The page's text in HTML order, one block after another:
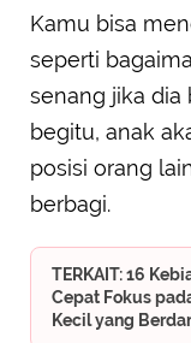
Kamu bisa
seperti
senang jika dia
begitu, anak
posisi orang
berbagi.
TERKAIT: 16
Cepat Fokus
Kecil yang